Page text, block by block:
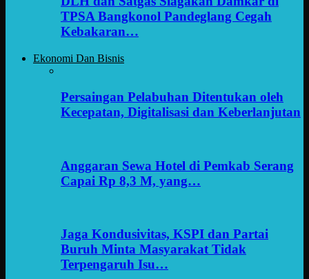
TPSA Bangkonol Pandeglang Cegah
Kebakaran…
Ekonomi Dan Bisnis
Persaingan Pelabuhan Ditentukan oleh
Kecepatan, Digitalisasi dan Keberlanjutan
Anggaran Sewa Hotel di Pemkab Serang
Capai Rp 8,3 M, yang…
Jaga Kondusivitas, KSPI dan Partai
Buruh Minta Masyarakat Tidak
Terpengaruh Isu…